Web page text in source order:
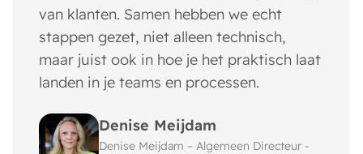
van klanten. Samen hebben we echt
stappen gezet, niet alleen technisch,
maar juist ook in hoe je het praktisch laat
landen in je teams en processen.
Denise Meijdam
Denise Meijdam – Algemeen Directeur -